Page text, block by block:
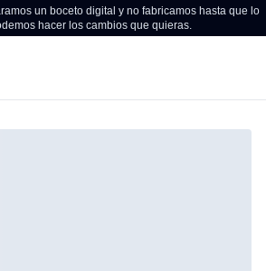
un boceto digital y no fabricamos hasta que lo
hacer los cambios que quieras.